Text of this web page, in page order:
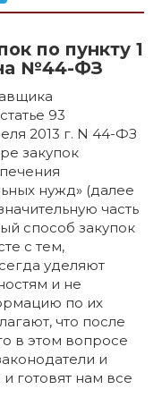
по пункту 1
№44-ФЗ
93
2013 г. N 44-ФЗ
закупок
нужд» (далее
часть
способ закупок
с тем,
уделяют
и не
по их
что после
в этом вопросе
и
готовят нам все